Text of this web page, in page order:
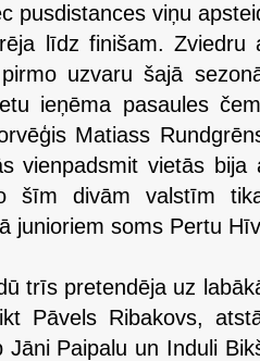
pusdistances viņu
līdz finišam. Zviedru
uzvaru šajā
ieņēma pasaules
Matiass
vienpadsmit vietās
šīm divām valstīm
junioriem soms Pertu
trīs pretendēja uz
Pāvels Ribakovs,
Jāni Paipalu un Induli